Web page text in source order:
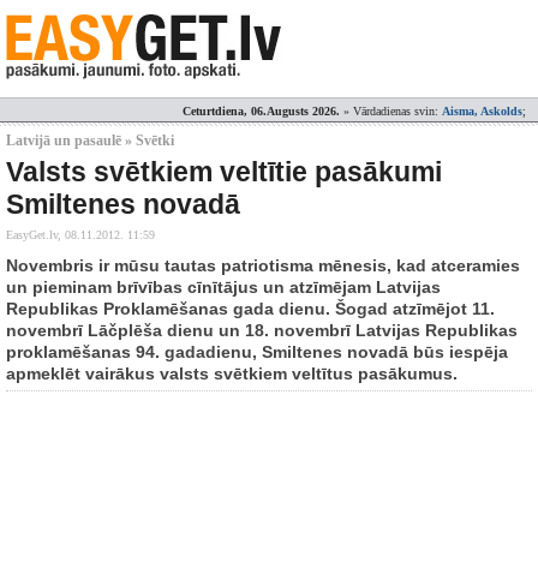
Ceturtdiena, 06.Augusts 2026. » Vārdadienas svin: Aisma, Askolds;
Latvijā un pasaulē » Svētki
Valsts svētkiem veltītie pasākumi
Smiltenes novadā
EasyGet.lv, 08.11.2012. 11:59
Novembris ir mūsu tautas patriotisma mēnesis, kad atceramies
un pieminam brīvības cīnītājus un atzīmējam Latvijas
Republikas Proklamēšanas gada dienu. Šogad atzīmējot 11.
novembrī Lāčplēša dienu un 18. novembrī Latvijas Republikas
proklamēšanas 94. gadadienu, Smiltenes novadā būs iespēja
apmeklēt vairākus valsts svētkiem veltītus pasākumus.